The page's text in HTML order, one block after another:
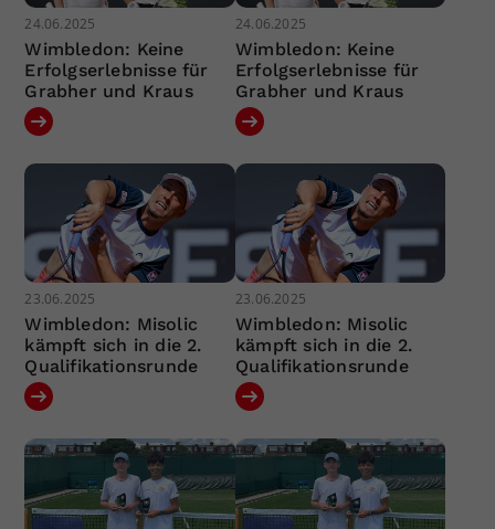
24.06.2025
Wimbledon: Keine
Erfolgserlebnisse für
Grabher und Kraus
24.06.2025
Wimbledon: Keine
Erfolgserlebnisse für
Grabher und Kraus
23.06.2025
Wimbledon: Misolic
kämpft sich in die 2.
Qualifikationsrunde
23.06.2025
Wimbledon: Misolic
kämpft sich in die 2.
Qualifikationsrunde